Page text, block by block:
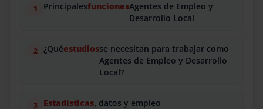
PrincipalesfuncionesAgentes de Empleo y
Desarrollo Local
¿Quéestudiosse necesitan para trabajar como
Agentes de Empleo y Desarrollo
Local?
Estadísticas, datos y empleo